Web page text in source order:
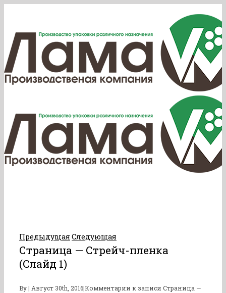
Предыдущая Следующая
Страница — Стрейч-пленка
(Слайд 1)
By| Август 30th, 2016|Комментарии к записи Страница —